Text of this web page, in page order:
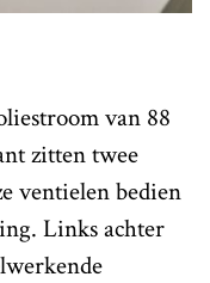
van 88
zitten twee
ventielen bedien
Links achter